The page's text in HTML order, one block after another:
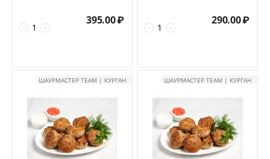
+
−
395.00₽
+
−
290.00₽
ШАУРМАСТЕР TEAM | КУРГАН ШАУРМАСТЕР TEAM | КУРГАН